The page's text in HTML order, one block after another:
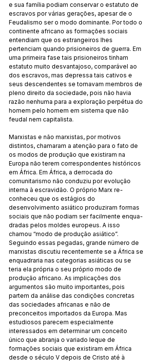
e sua família podiam conservar o estatuto de
escravos por várias gerações, apesar de o
Feudalismo ser o modo dominante. Por todo o
continente afri­cano as formações sociais
entendiam que os estrangeiros lhes
pertenciam quando prisioneiros de guerra. Em
uma primeira fase tais prisioneiros tinham
estatuto muito desvanta­joso, comparável ao
dos escravos, mas de­pres­sa tais cativos e
seus descendentes se tornavam membros de
pleno di­reito da sociedade, pois não havia
razão nenhuma para a ex­ploração perpétua do
homem pelo homem em sistema que não
feudal nem capitalista.
Marxistas e não marxistas, por motivos
distintos, cha­maram a atenção para o fato de
os modos de produção que existiram na
Europa não terem correspondentes históricos
em África. Em África, a derrocada do
comunitarismo não con­duziu por evolução
interna à escravidão. O próprio Marx re­
conheceu que os estágios do
desenvolvimento asiático pro­duziram formas
sociais que não podiam ser facilmente enqua­
dradas pelos moldes europeus. A isso
chamou “modo de pro­dução asiático”.
Seguindo essas pegadas, grande número de
marxistas discutiu recentemente se a África se
enquadraria nas categorias asiáticas ou se
teria ela própria o seu próprio modo de
produção africano. As implicações dos
argumentos são muito importantes, pois
partem da análise das condições concretas
das sociedades africanas e não de
preconceitos im­portados da Europa. Mas
estudiosos parecem especial­mente
interessados em determinar um conceito
único que abranja o variado leque de
formações sociais que existiram em África
desde o século V depois de Cristo até à